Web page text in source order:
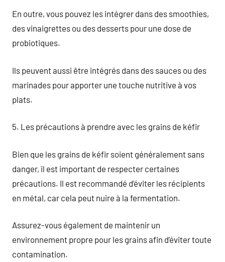
En outre, vous pouvez les intégrer dans des smoothies,
des vinaigrettes ou des desserts pour une dose de
probiotiques.
Ils peuvent aussi être intégrés dans des sauces ou des
marinades pour apporter une touche nutritive à vos
plats.
5. Les précautions à prendre avec les grains de kéfir
Bien que les grains de kéfir soient généralement sans
danger, il est important de respecter certaines
précautions. Il est recommandé d’éviter les récipients
en métal, car cela peut nuire à la fermentation.
Assurez-vous également de maintenir un
environnement propre pour les grains afin d’éviter toute
contamination.